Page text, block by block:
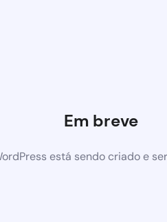
Em breve
está sendo criado e